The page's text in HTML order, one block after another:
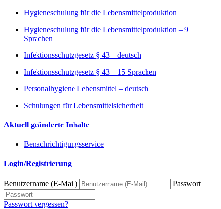
Hygieneschulung für die Lebensmittelproduktion
Hygieneschulung für die Lebensmittelproduktion – 9
Sprachen
Infektionsschutzgesetz § 43 – deutsch
Infektionsschutzgesetz § 43 – 15 Sprachen
Personalhygiene Lebensmittel – deutsch
Schulungen für Lebensmittelsicherheit
Aktuell geänderte Inhalte
Benachrichtigungsservice
Login/Registrierung
Benutzername (E-Mail) Passwort
Passwort vergessen?